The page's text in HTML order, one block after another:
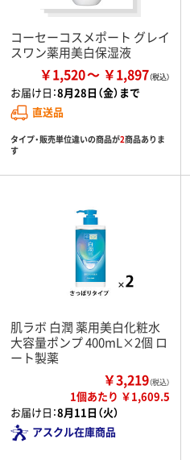
コーセーコスメポート グレイ
スワン薬用美白保湿液
￥1,520 ￥1,897
お届け日：8月28日（金）まで
直送品
タイプ・販売単位違いの商品が2商品ありま
す
肌ラボ 白潤 薬用美白化粧水
大容量ポンプ 400mL×2個 ロ
ート製薬
￥3,219（税込）
1個あたり ￥1,609.5
お届け日：8月11日（火）
アスクル在庫商品